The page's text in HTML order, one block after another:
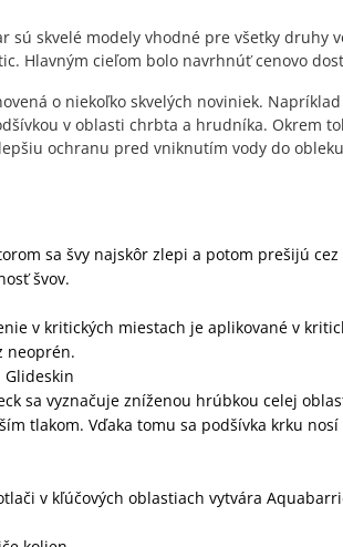
sú skvelé modely vhodné pre všetky
Hlavným cieľom bolo navrhnúť cenovo
o niekoľko skvelých noviniek.
v oblasti chrbta a hrudníka. Okrem
ochranu pred vniknutím vody do
sa švy najskôr zlepi a potom prešijú
švov.
v kritických miestach je aplikované v
neoprén.
Glideskin
sa vyznačuje zníženou hrúbkou celej
tlakom. Vďaka tomu sa podšívka krku
v kľúčových oblastiach vytvára